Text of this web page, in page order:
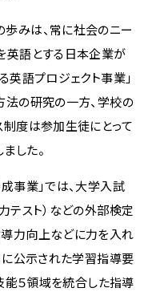
みは、常に社会のニー
英語とする日本企業が
英語プロジェクト事業」
法の研究の一方、学校の
制度は参加生徒にとって
した。
事業」では、大学入試
テスト）などの外部検定
力向上などに力を入れ
に公示された学習指導要
能５領域を統合した指導